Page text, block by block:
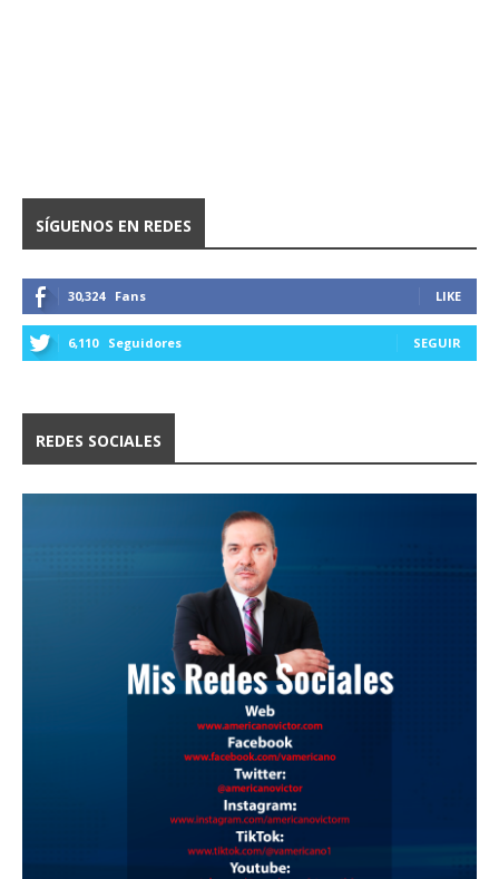
SÍGUENOS EN REDES
30,324 Fans LIKE
6,110 Seguidores SEGUIR
REDES SOCIALES